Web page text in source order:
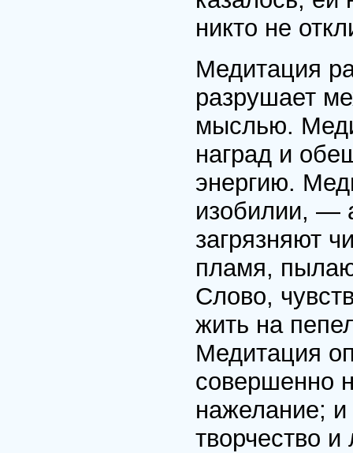
никто не
Медитация
разрушает
мыслью.
наград и
энергию.
изобилии, —
загрязняют
пламя,
Слово,
жить на
Медитация
совершенно
нажелание; и
творчество